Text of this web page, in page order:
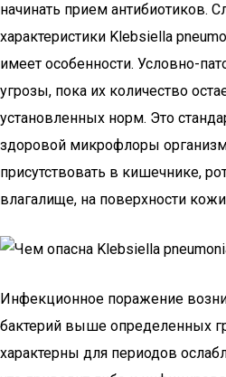
начинать прием антибиотиков.
характеристики Klebsiella
имеет особенности. Условно-
угрозы, пока их количество
установленных норм. Это
здоровой микрофлоры
присутствовать в кишечнике,
влагалище, на поверхности
Инфекционное поражение
бактерий выше определенных
характерны для периодов